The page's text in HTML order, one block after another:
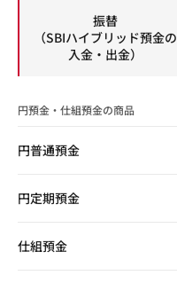
振替
（SBIハイブリッド預金の
入金・出金）
円預金 ・仕組預金の商品
円普通預金
円定期預金
仕組預金